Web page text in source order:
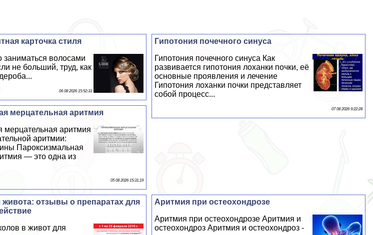
Гипотония почечного синуса
Гипотония почечного синуса Как
развивается гипотония лоханки почки, её
основные проявления и лечение
Гипотония лоханки почки представляет
собой процесс...
07 08 2026 9:22:28
карточка стиля
заниматься волосами
не больший, труд, как
06 08 2026 15:52:33
мерцательная аритмия
мерцательная аритмия
аритмии:
Пароксизмальная
— это одна из
05 08 2026 15:31:19
Аритмия при остеохондрозе
Аритмия при остеохондрозе Аритмия и
остеохондроз Аритмия и остеохондроз -
живота: отзывы о препаратах для
в живот для